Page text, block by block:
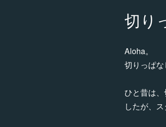
切り
Aloha。
切りっぱな
ひと昔は
したが、